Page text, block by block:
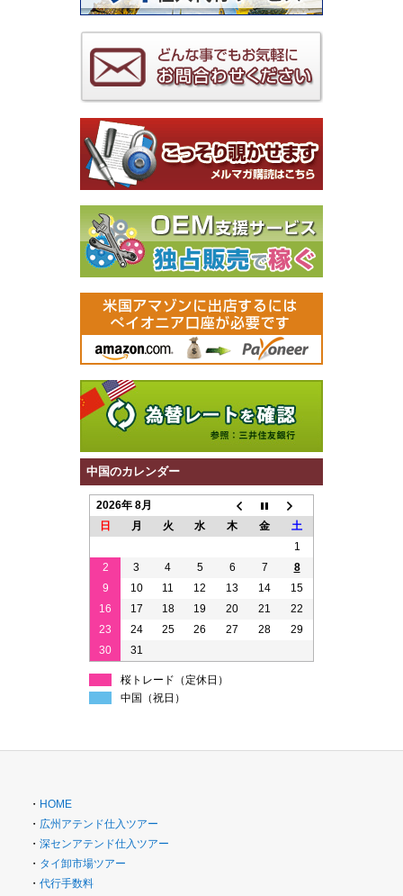
中国のカレンダー
2026年 8月
日
月 火 水 木 金
土
1
2
3 4 5 6 7
8
9
10 11 12 13 14
15
16
17 18 19 20 21
22
23
24 25 26 27 28
29
30
31
桜トレード（定休日）
中国（祝日）
・ HOME
・ 広州アテンド仕入ツアー
・ 深センアテンド仕入ツアー
・ タイ卸市場ツアー
・ 代行手数料